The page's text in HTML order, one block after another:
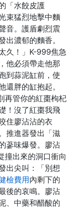
「水餃皮護
束猛烈地擊中麵
音。護盾劇烈震
出濃郁的麵香。
久！」K-999焦急
他必須帶走他那
到蒜泥缸前，使
還胖的缸抱起。
再管你的紅棗枸杞
！沒了紅棗我飛
住廖沾沾的衣
推進器發出「滋
蔘味爆發。廖沾
撞出來的洞口衝向
出尖叫：「別想
檢費用內剩下的
後的哀鳴。廖沾
、中藥和醋酸的